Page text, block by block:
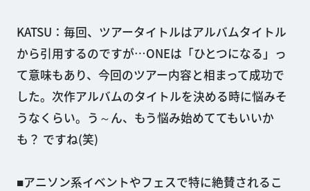
KATSU：毎回、ツアータイトルはアルバムタイトル
から引用するのですが…ONEは「ひとつになる」っ
て意味もあり、今回のツアー内容と相まって成功で
した。次作アルバムのタイトルを決める時に悩みそ
うなくらい。う～ん、もう悩み始めててもいいか
も？ ですね(笑)
■アニソン系イベントやフェスで特に絶賛されるこ